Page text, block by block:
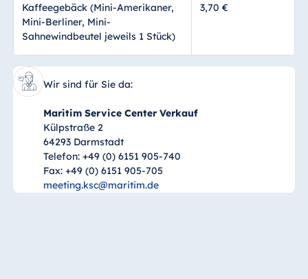
Kaffeegebäck (Mini-Amerikaner,
Mini-Berliner, Mini-
Sahnewindbeutel jeweils 1 Stück)
3,70 €
Wir sind für Sie da:
Maritim Service Center Verkauf
Külpstraße 2
64293 Darmstadt
Telefon: +49 (0) 6151 905-740
Fax: +49 (0) 6151 905-705
meeting.ksc@maritim.de